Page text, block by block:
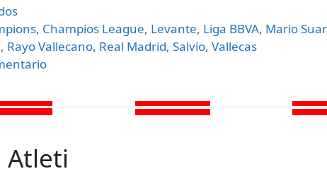
, Champios League, Levante, Liga BBVA, Mario
, Rayo Vallecano, Real Madrid, Salvio, Vallecas
Atleti